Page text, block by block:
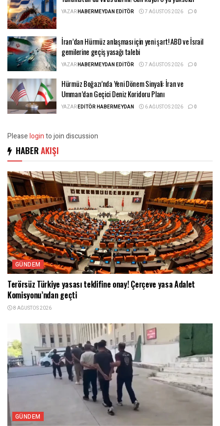
YAZARHABERMEYDAN EDITÖR 7 AĞUSTOS 2026 0
İran’dan Hürmüz anlaşması için yeni şart! ABD ve İsrail
gemilerine geçiş yasağı talebi
YAZARHABERMEYDAN EDITÖR 7 AĞUSTOS 2026 0
Hürmüz Boğazı’nda Yeni Dönem Sinyali: İran ve
Umman’dan Geçici Deniz Koridoru Planı
YAZAREDITÖR HABERMEYDAN 6 AĞUSTOS 2026 0
Pleaseloginto join discussion
HABER AKIŞI
GÜNDEM
Terörsüz Türkiye yasası teklifine onay! Çerçeve yasa Adalet
Komisyonu’ndan geçti
8 AĞUSTOS 2026
GÜNDEM